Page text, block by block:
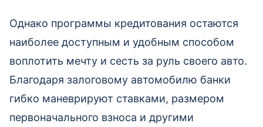
Однако программы кредитования остаются
наиболее доступным и удобным способом
воплотить мечту и сесть за руль своего авто.
Благодаря залоговому автомобилю банки
гибко маневрируют ставками, размером
первоначального взноса и другими